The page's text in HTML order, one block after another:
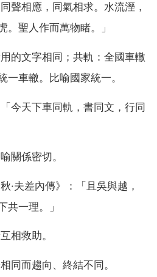
聲相應，同氣相求。水流溼，
。聖人作而萬物睹。」
的文字相同；共軌：全國車轍
一車轍。比喻國家統一。
今天下車同軌，書同文，行同
關係密切。
·夫差內傳》：「且吳與越，
共一理。」
相救助。
同而趨向、終結不同。